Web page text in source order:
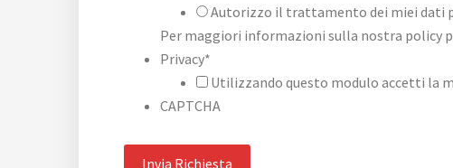
Autorizzo il trattamento dei miei dati
Per maggiori informazioni sulla nostra policy
Privacy*
Utilizzando questo modulo accetti la
CAPTCHA